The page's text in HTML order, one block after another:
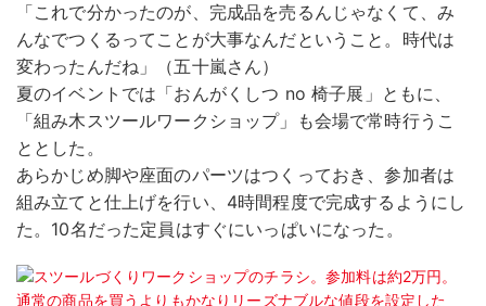
「これで分かったのが、完成品を売るんじゃなくて、み
んなでつくるってことが大事なんだということ。時代は
変わったんだね」（五十嵐さん）
夏のイベントでは「おんがくしつ no 椅子展」ともに、
「組み木スツールワークショップ」も会場で常時行うこ
ととした。
あらかじめ脚や座面のパーツはつくっておき、参加者は
組み立てと仕上げを行い、4時間程度で完成するようにし
た。10名だった定員はすぐにいっぱいになった。